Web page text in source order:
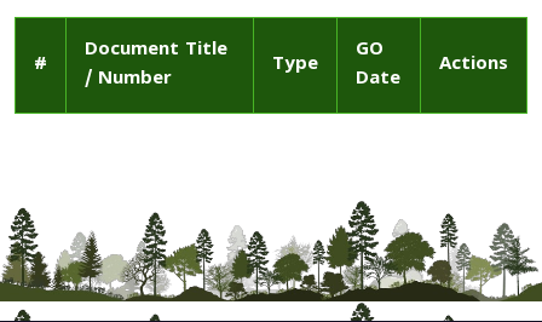
#
Document Title
/ Number
Type
GO
Date
Actions